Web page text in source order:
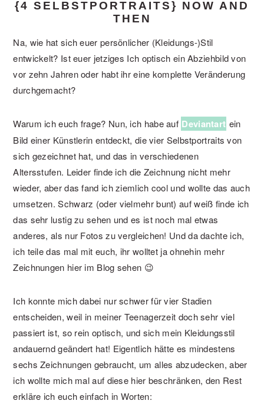
{4 SELBSTPORTRAITS} NOW AND
THEN
Na, wie hat sich euer persönlicher (Kleidungs-)Stil
entwickelt? Ist euer jetziges Ich optisch ein Abziehbild von
vor zehn Jahren oder habt ihr eine komplette Veränderung
durchgemacht?
Warum ich euch frage? Nun, ich habe auf Deviantart ein
Bild einer Künstlerin entdeckt, die vier Selbstportraits von
sich gezeichnet hat, und das in verschiedenen
Altersstufen. Leider finde ich die Zeichnung nicht mehr
wieder, aber das fand ich ziemlich cool und wollte das auch
umsetzen. Schwarz (oder vielmehr bunt) auf weiß finde ich
das sehr lustig zu sehen und es ist noch mal etwas
anderes, als nur Fotos zu vergleichen! Und da dachte ich,
ich teile das mal mit euch, ihr wolltet ja ohnehin mehr
Zeichnungen hier im Blog sehen 😉
Ich konnte mich dabei nur schwer für vier Stadien
entscheiden, weil in meiner Teenagerzeit doch sehr viel
passiert ist, so rein optisch, und sich mein Kleidungsstil
andauernd geändert hat! Eigentlich hätte es mindestens
sechs Zeichnungen gebraucht, um alles abzudecken, aber
ich wollte mich mal auf diese hier beschränken, den Rest
erkläre ich euch einfach in Worten: